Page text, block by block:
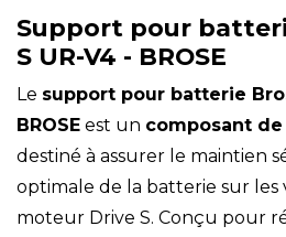
Support pour
S UR-V4 - BROSE
Le support pour batterie
BROSE est un composant
destiné à assurer le maintien
optimale de la batterie sur les
moteur Drive S. Conçu pour